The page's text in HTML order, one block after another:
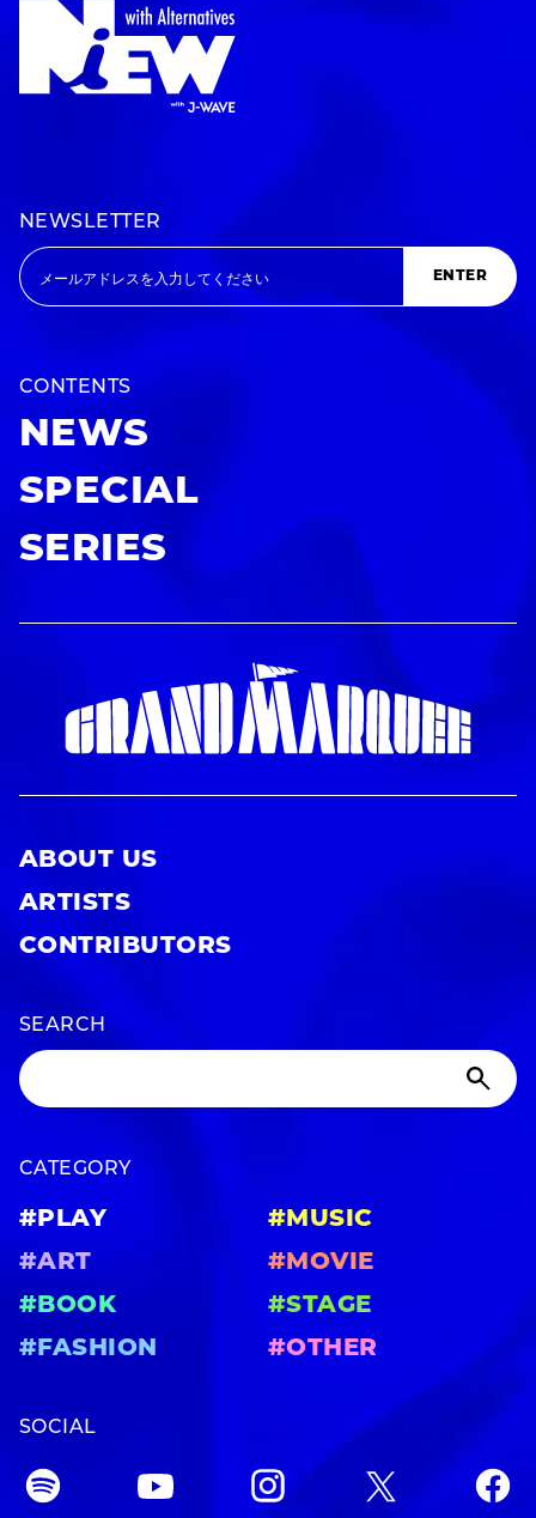
NEWSLETTER
ENTER
CONTENTS
NEWS
SPECIAL
SERIES
ABOUT US
ARTISTS
CONTRIBUTORS
SEARCH
CATEGORY
#PLAY
#MUSIC
#ART
#MOVIE
#BOOK
#STAGE
#FASHION
#OTHER
SOCIAL